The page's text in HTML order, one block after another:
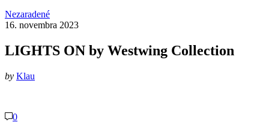
Nezaradené
16. novembra 2023
LIGHTS ON by Westwing Collection
by Klau
0